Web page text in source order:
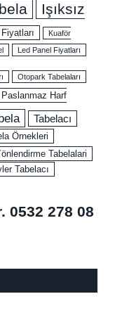
Işıksız
Kuaför
Led Panel Fiyatları
Otopark Tabelaları
Paslanmaz Harf
Tabelacı
Örnekleri
Tabelalari
Tabelacı
0532 278 08